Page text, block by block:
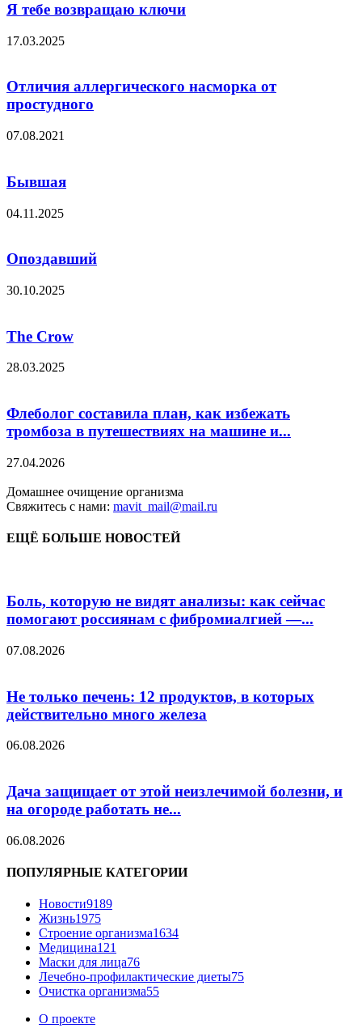
Я тебе возвращаю ключи
17.03.2025
Отличия аллергического насморка от
простудного
07.08.2021
Бывшая
04.11.2025
Опоздавший
30.10.2025
The Crow
28.03.2025
Флеболог составила план, как избежать
тромбоза в путешествиях на машине и...
27.04.2026
Домашнее очищение организма
Свяжитесь с нами: mavit_mail@mail.ru
ЕЩЁ БОЛЬШЕ НОВОСТЕЙ
Боль, которую не видят анализы: как сейчас
помогают россиянам с фибромиалгией —...
07.08.2026
Не только печень: 12 продуктов, в которых
действительно много железа
06.08.2026
Дача защищает от этой неизлечимой болезни, и
на огороде работать не...
06.08.2026
ПОПУЛЯРНЫЕ КАТЕГОРИИ
Новости9189
Жизнь1975
Строение организма1634
Медицина121
Маски для лица76
Лечебно-профилактические диеты75
Очистка организма55
О проекте